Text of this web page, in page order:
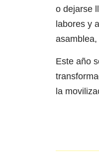
o dejarse
labores y
Este año
la